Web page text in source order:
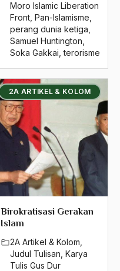
Moro Islamic Liberation
Front Pan-Islamisme
perang dunia ketiga
Samuel Huntington
Soka Gakkai ,terorisme
2A ARTIKEL & KOLOM
Birokratisasi Gerakan
Islam
2A Artikel & Kolom
Judul Tulisan Karya
Tulis Gus Dur